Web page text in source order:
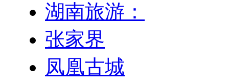
湖南旅游：
张家界
凤凰古城